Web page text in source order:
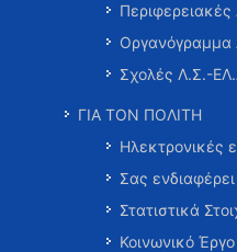
Σχολές Λ.Σ.-
ΓΙΑ ΤΟΝ ΠΟΛΙΤΗ
Ηλεκτρονικές
Σας ενδιαφέρει
Στατιστικά
Κοινωνικό